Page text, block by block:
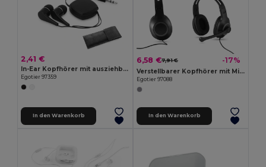
2,41 €
In-Ear Kopfhörer mit ausziehbarem 0.75 Meter Kabel aus ABS
Egotier 97359
In den Warenkorb
6,58 €7,91 € -17%
Verstellbarer Kopfhörer mit Mikrofon aus ABS und PP
Egotier 97088
In den Warenkorb